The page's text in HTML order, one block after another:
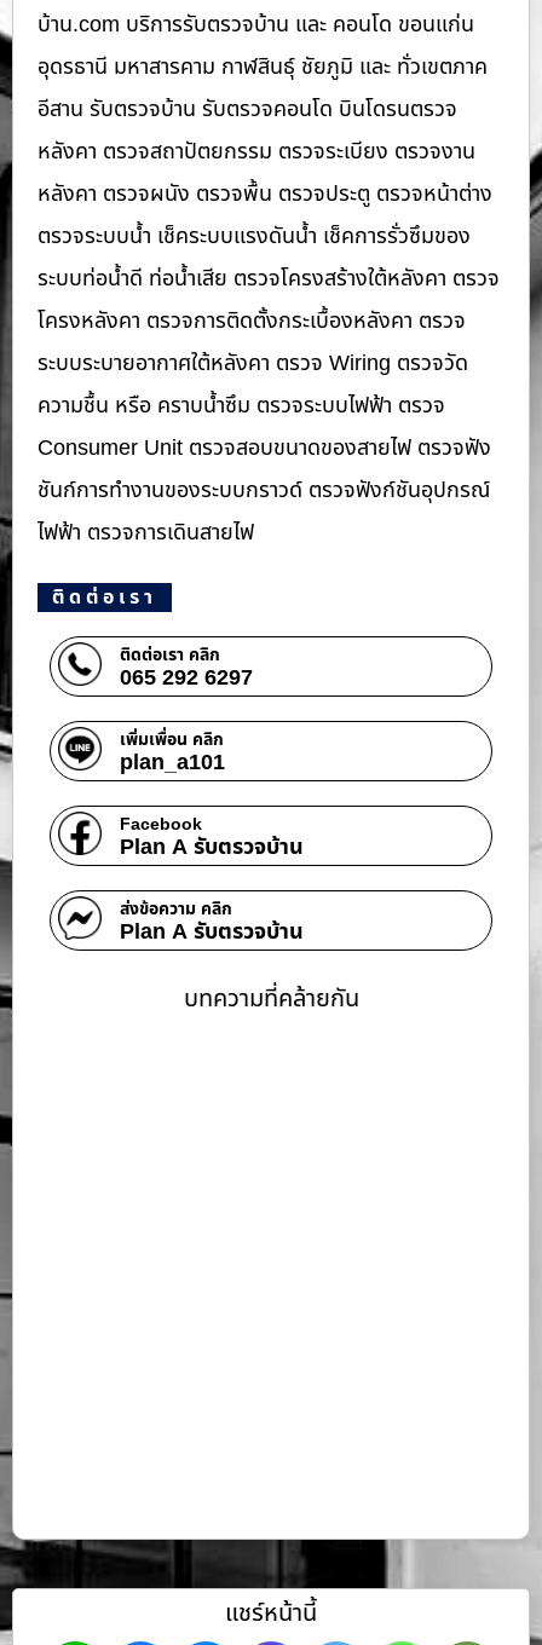
บ้าน.com บริการรับตรวจบ้าน และ คอนโด ขอนแก่น
อุดรธานี มหาสารคาม กาฬสินธุ์ ชัยภูมิ และ ทั่วเขตภาค
อีสาน รับตรวจบ้าน รับตรวจคอนโด บินโดรนตรวจ
หลังคา ตรวจสถาปัตยกรรม ตรวจระเบียง ตรวจงาน
หลังคา ตรวจผนัง ตรวจพื้น ตรวจประตู ตรวจหน้าต่าง​
ตรวจระบบน้ำ เช็คระบบแรงดันน้ำ เช็คการรั่วซึมของ
ระบบท่อน้ำ​ดี ท่อน้ำ​เสีย ตรวจโครงสร้างใต้หลังคา ตรวจ
โครงหลังคา ตรวจการติดตั้งกระเบื้องหลังคา ตรวจ
ระบบระบายอากาศใต้หลังคา ตรวจ Wiring ตรวจวัด
ความชื้น หรือ คราบน้ำซึม ตรวจระบบไฟฟ้า ตรวจ
Consumer Unit ตรวจสอบขนาดของสายไฟ ตรวจฟัง
ชันก์การทำงานของระบบกราวด์ ตรวจฟังก์ชันอุปกรณ์
ไฟฟ้า ตรวจการเดินสายไฟ
ติดต่อเรา
ติดต่อเรา คลิก
065 292 6297
เพิ่มเพื่อน คลิก
plan_a101
Facebook
Plan A รับตรวจบ้าน
ส่งข้อความ คลิก
Plan A รับตรวจบ้าน
บทความที่คล้ายกัน
แชร์หน้านี้